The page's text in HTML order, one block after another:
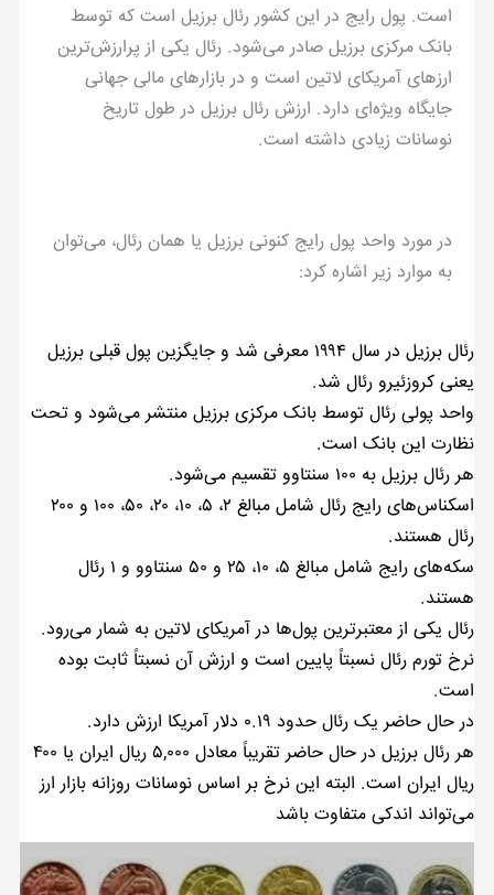
است. پول رایج در این کشور رئال برزیل است که توسط
بانک مرکزی برزیل صادر می‌شود. رئال یکی از پرارزش‌ترین
ارزهای آمریکای لاتین است و در بازارهای مالی جهانی
جایگاه ویژه‌ای دارد. ارزش رئال برزیل در طول تاریخ
نوسانات زیادی داشته است.
در مورد واحد پول رایج کنونی برزیل یا همان رئال، می‌توان
به موارد زیر اشاره کرد:
رئال برزیل در سال ۱۹۹۴ معرفی شد و جایگزین پول قبلی برزیل
یعنی کروزئیرو رئال شد.
واحد پولی رئال توسط بانک مرکزی برزیل منتشر می‌شود و تحت
نظارت این بانک است.
هر رئال برزیل به ۱۰۰ سنتاوو تقسیم می‌شود.
اسکناس‌های رایج رئال شامل مبالغ ۲، ۵، ۱۰، ۲۰، ۵۰، ۱۰۰ و ۲۰۰
رئال هستند.
سکه‌های رایج شامل مبالغ ۵، ۱۰، ۲۵ و ۵۰ سنتاوو و ۱ رئال
هستند.
رئال یکی از معتبرترین پول‌ها در آمریکای لاتین به شمار می‌رود.
نرخ تورم رئال نسبتاً پایین است و ارزش آن نسبتاً ثابت بوده
است.
در حال حاضر یک رئال حدود ۰.۱۹ دلار آمریکا ارزش دارد.
هر رئال برزیل در حال حاضر تقریباً معادل ۵,۰۰۰ ریال ایران یا ۴۰۰
ریال ایران است. البته این نرخ بر اساس نوسانات روزانه بازار ارز
می‌تواند اندکی متفاوت باشد